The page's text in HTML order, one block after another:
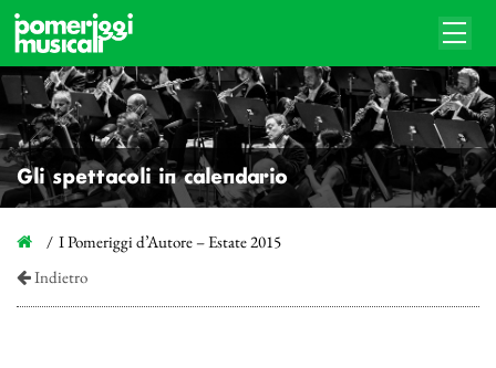
Gli spettacoli in calendario
I Pomeriggi d’Autore – Estate 2015
Indietro